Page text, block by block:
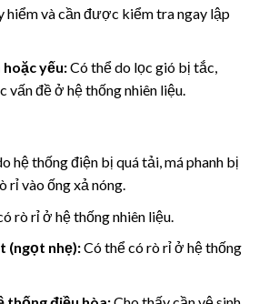
hiểm và cần được kiểm tra ngay lập
yếu:Có thể do lọc gió bị tắc,
vấn đề ở hệ thống nhiên liệu.
hệ thống điện bị quá tải, má phanh bị
rỉ vào ống xả nóng.
rò rỉ ở hệ thống nhiên liệu.
(ngọt nhẹ):Có thể có rò rỉ ở hệ thống